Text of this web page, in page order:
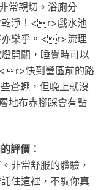
常親切。浴廁分
乾淨！<r>戲水池
亦樂乎。<r>流理
開關，睡覺時可以
快到營區前的路
蒼蠅，但晚上就沒
地布赤腳踩會有點
評價：
非常舒服的體驗，
住這裡，不騙你真